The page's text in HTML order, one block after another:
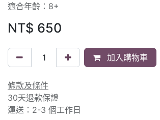
適合年齡：8+
NT$ 650
加入購物車
條款及條件
30天退款保證
運送：2-3 個工作日